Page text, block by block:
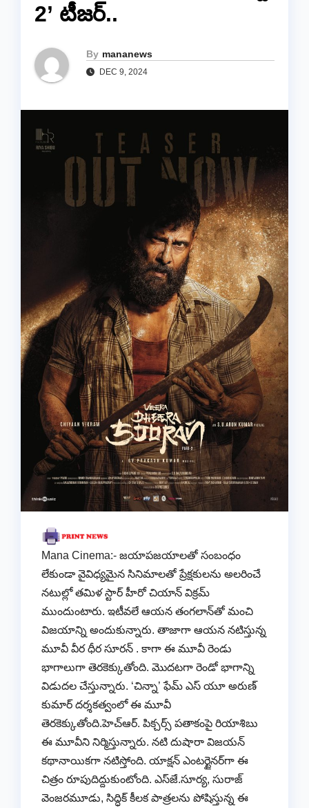
2’ టీజ‌ర్‌..
By mananews
DEC 9, 2024
Mana Cinema:- జ‌యాప‌జ‌యాల‌తో సంబంధం
లేకుండా వైవిధ్యమైన సినిమాల‌తో ప్రేక్ష‌కులను అల‌రించే
న‌టుల్లో త‌మిళ స్టార్ హీరో చియాన్ విక్ర‌మ్
ముందుంటారు. ఇటీవ‌లే ఆయ‌న తంగ‌లాన్‌తో మంచి
విజ‌యాన్ని అందుకున్నారు. తాజాగా ఆయ‌న న‌టిస్తున్న
మూవీ వీర ధీర సూర‌న్ . కాగా ఈ మూవీ రెండు
భాగాలుగా తెర‌కెక్కుతోంది. మొద‌టగా రెండో భాగాన్ని
విడుద‌ల చేస్తున్నారు. ‘చిన్నా’ ఫేమ్‌ ఎస్ యూ అరుణ్
కుమార్ దర్శకత్వంలో ఈ మూవీ
తెర‌కెక్కుతోంది.హెచ్ఆర్‌. పిక్చ‌ర్స్ ప‌తాకంపై రియాశిబు
ఈ మూవీని నిర్మిస్తున్నారు. నటి దుషారా విజయన్
క‌థానాయిక‌గా న‌టిస్తోంది. యాక్ష‌న్ ఎంట‌ర్టైన‌ర్‌గా ఈ
చిత్రం రూపుదిద్దుకుంటోంది. ఎస్‌జే.సూర్య, సురాజ్‌
వెంజరమూడు, సిద్ధిక్ కీల‌క పాత్ర‌ల‌ను పోషిస్తున్న ఈ